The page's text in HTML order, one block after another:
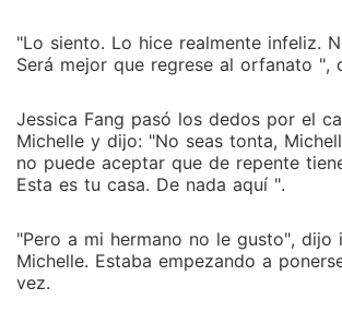
"Lo siento. Lo hice realmente infeliz.
Será mejor que regrese al orfanato ",
Jessica Fang pasó los dedos por el
Michelle y dijo: "No seas tonta,
no puede aceptar que de repente
Esta es tu casa. De nada aquí ".
"Pero a mi hermano no le gusto", dijo
Michelle. Estaba empezando a
vez.